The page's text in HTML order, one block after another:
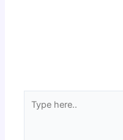
here..